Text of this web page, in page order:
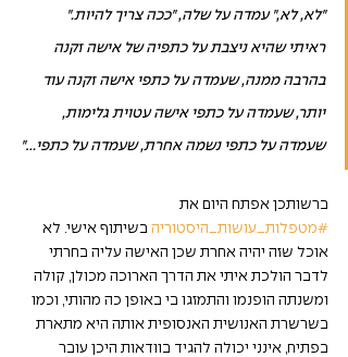
"לא, לא," עמדה על שלה, "ככה צריך להיות."
ראיתי שהיא ניצבת על כתפיה של אישה זקנה
בהרבה ממנה, שעמדה על כתפי אישה זקנה עוד
יותר, שעמדה על כתפי אישה עטוית גלימות,
שעמדה על כתפי נשמה אחרת, שעמדה על כתפי..."
ברשותכן אפתח היום את
#מטפלות_עושות_היסטוריה בשיתוף אישי. לא
אוכל שזה יהיה אחרת שכן האישה עליה בחרתי
לדבר הולכת איתי את הדרך הארוכה מכולן, קולה
ומשנתה הופנמו והתמזגו בי באופן כה מהותי, וכמו
בשרשרת האנושית האנסופית אותה היא מתארת
בפתיח, אינני יכולה להגיד בוודאות היכן עובר